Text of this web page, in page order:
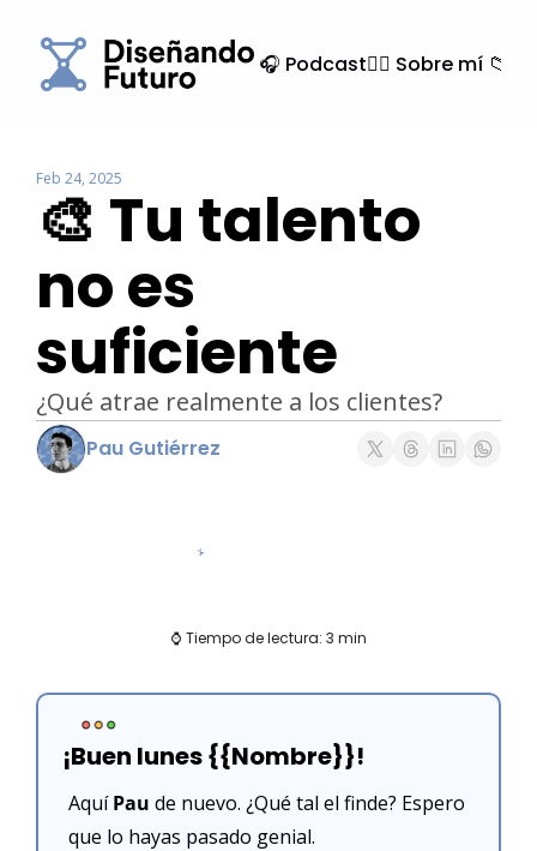
🎧 Podcast🙍‍♂️ Sobre mí 📁
Feb 24, 2025
🎨 Tu talento
no es
suficiente
¿Qué atrae realmente a los clientes?
Pau Gutiérrez
⌚ Tiempo de lectura: 3 min
¡Buen lunes {{Nombre}}!
Aquí Pau de nuevo. ¿Qué tal el finde? Espero
que lo hayas pasado genial.